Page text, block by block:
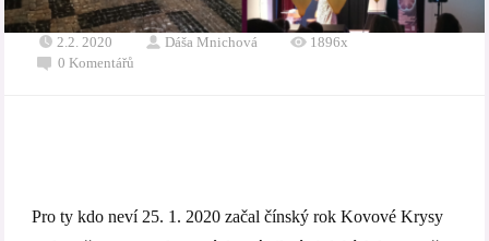
2.2. 2020 Dáša Mnichová
1896x
0 Komentářů
Pro ty kdo neví 25. 1. 2020 začal čínský rok Kovové Krysy